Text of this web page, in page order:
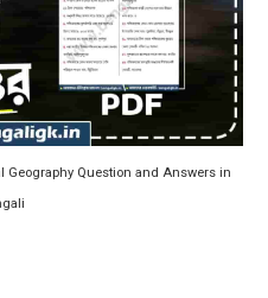
Geography Question and Answers in